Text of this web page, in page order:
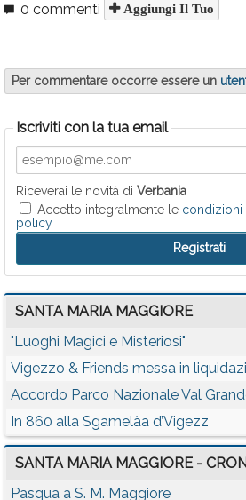
0 commenti Aggiungi Il Tuo
Per commentare occorre essere un
Iscriviti con la tua email
Riceverai le novità di Verbania
Accetto integralmente le condizioni
policy
SANTA MARIA MAGGIORE
"Luoghi Magici e Misteriosi"
Vigezzo & Friends messa in
Accordo Parco Nazionale Val
In 860 alla Sgamelàa d’Vigezz
SANTA MARIA MAGGIORE -
Pasqua a S. M. Maggiore